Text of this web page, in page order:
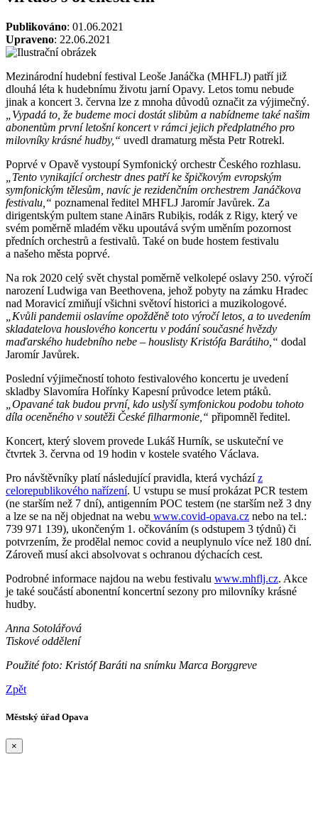
Publikováno: 01.06.2021
Upraveno: 22.06.2021
Mezinárodní hudební festival Leoše Janáčka (MHFLJ) patří již
dlouhá léta k hudebnímu životu jarní Opavy. Letos tomu nebude
jinak a koncert 3. června lze z mnoha důvodů označit za výjimečný.
„Vypadá to, že budeme moci dostát slibům a nabídneme také našim
abonentům první letošní koncert v rámci jejich předplatného pro
milovníky krásné hudby,“ uvedl dramaturg města Petr Rotrekl.
Poprvé v Opavě vystoupí Symfonický orchestr Českého rozhlasu.
„Tento vynikající orchestr dnes patří ke špičkovým evropským
symfonickým tělesům, navíc je rezidenčním orchestrem Janáčkova
festivalu,“ poznamenal ředitel MHFLJ Jaromír Javůrek. Za
dirigentským pultem stane Ainārs Rubiķis, rodák z Rigy, který ve
svém poměrně mladém věku upoutává svým uměním pozornost
předních orchestrů a festivalů. Také on bude hostem festivalu
a našeho města poprvé.
Na rok 2020 celý svět chystal poměrně velkolepé oslavy 250. výročí
narození Ludwiga van Beethovena, jehož pobyty na zámku Hradec
nad Moravicí zmiňují všichni světoví historici a muzikologové.
„Kvůli pandemii oslavíme opožděně toto výročí letos, a to uvedením
skladatelova houslového koncertu v podání současné hvězdy
maďarského hudebního nebe – houslisty Kristófa Barátiho,“ dodal
Jaromír Javůrek.
Poslední výjimečností tohoto festivalového koncertu je uvedení
skladby Slavomíra Hořínky Kapesní průvodce letem ptáků.
„Opavané tak budou první, kdo uslyší symfonickou podobu tohoto
díla oceněného v soutěži České filharmonie,“ připomněl ředitel.
Koncert, který slovem provede Lukáš Hurník, se uskuteční ve
čtvrtek 3. června od 19 hodin v kostele svatého Václava.
Pro návštěvníky platí následující pravidla, která vycházíz
celorepublikového nařízení. U vstupu se musí prokázat PCR testem
(ne starším než 7 dní), antigenním POC testem (ne starším než 3 dny
a lze se na něj objednat na webu www.covid-opava.cz nebo na tel.:
739 971 139), ukončeným 1. očkováním (s odstupem 3 týdnů) či
potvrzením, že prodělal nemoc covid a neuplynulo více než 180 dní.
Zároveň musí akci absolvovat s ochranou dýchacích cest.
Podrobné informace najdou na webu festivalu www.mhflj.cz. Akce
je také součástí abonentní koncertní sezony pro milovníky krásné
hudby.
Anna Sotolářová
Tiskové oddělení
Použité foto: Kristóf Baráti na snímku Marca Borggreve
Zpět
Městský úřad Opava
×